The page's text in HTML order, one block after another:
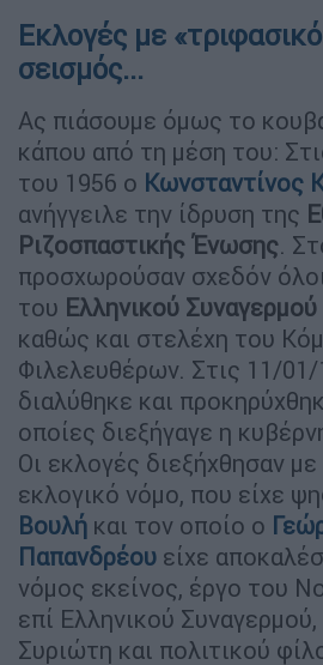
Εκλογές με
σεισμός...
Ας πιάσουμε όμως το
κάπου από τη μέση του:
του 1956 ο Κωνσταντίνος
ανήγγειλε την ίδρυση της
Ριζοσπαστικής Ένωσης.
προσχωρούσαν σχεδόν
του Ελληνικού Συναγερμού
καθώς και στελέχη του
Φιλελευθέρων. Στις 11/
διαλύθηκε και
οποίες διεξήγαγε η
Οι εκλογές διεξήχθησαν
εκλογικό νόμο, που είχε
Βουλή και τον οποίο ο
Παπανδρέου είχε
νόμος εκείνος, έργο του
επί Ελληνικού
Συριώτη και πολιτικού